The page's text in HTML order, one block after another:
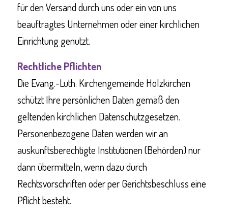
für den Versand durch uns oder ein von uns
beauftragtes Unternehmen oder einer kirchlichen
Einrichtung genutzt.
Rechtliche Pflichten
Die Evang.-Luth. Kirchengemeinde Holzkirchen
schützt Ihre persönlichen Daten gemäß den
geltenden kirchlichen Datenschutzgesetzen.
Personenbezogene Daten werden wir an
auskunftsberechtigte Institutionen (Behörden) nur
dann übermitteln, wenn dazu durch
Rechtsvorschriften oder per Gerichtsbeschluss eine
Pflicht besteht.